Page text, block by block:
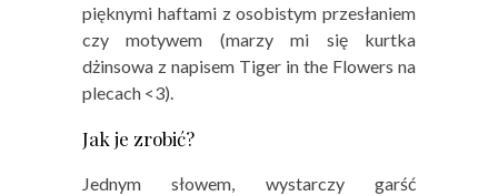
pięknymi haftami z osobistym przesłaniem
czy motywem (marzy mi się kurtka
dżinsowa z napisem Tiger in the Flowers na
plecach <3).
Jak je zrobić?
Jednym słowem, wystarczy garść